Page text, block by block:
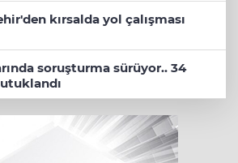
kırsalda yol çalışması
soruşturma sürüyor.. 34